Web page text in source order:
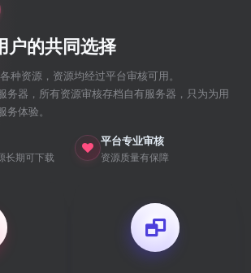
户的共同选择
种资源，资源均经过平台审核可用。
务器，所有资源审核存档自有服务器，只为为用
体验。
长期可下载
平台专业审核
资源质量有保障